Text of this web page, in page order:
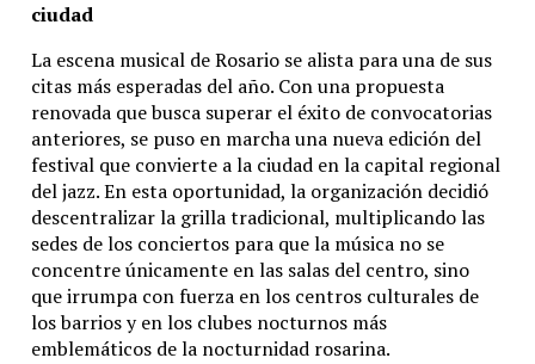
últimas horas previas al show.
Con una fórmula que mezcla irreverencia, virtuosismo
musical y construcción estética de alto impacto, la
dupla vuelve a Rosario decidida a reafirmar por qué se
convirtió en una de las propuestas artísticas más
comentadas y originales del panorama actual.
Temas relacionados:
Siguente
Alejandro Lerner vuelve a Rosario a celebrar 40 años de
ciudad
La escena musical de Rosario se alista para una de sus
citas más esperadas del año. Con una propuesta
renovada que busca superar el éxito de convocatorias
anteriores, se puso en marcha una nueva edición del
festival que convierte a la ciudad en la capital regional
del jazz. En esta oportunidad, la organización decidió
descentralizar la grilla tradicional, multiplicando las
sedes de los conciertos para que la música no se
concentre únicamente en las salas del centro, sino
que irrumpa con fuerza en los centros culturales de
los barrios y en los clubes nocturnos más
emblemáticos de la nocturnidad rosarina.